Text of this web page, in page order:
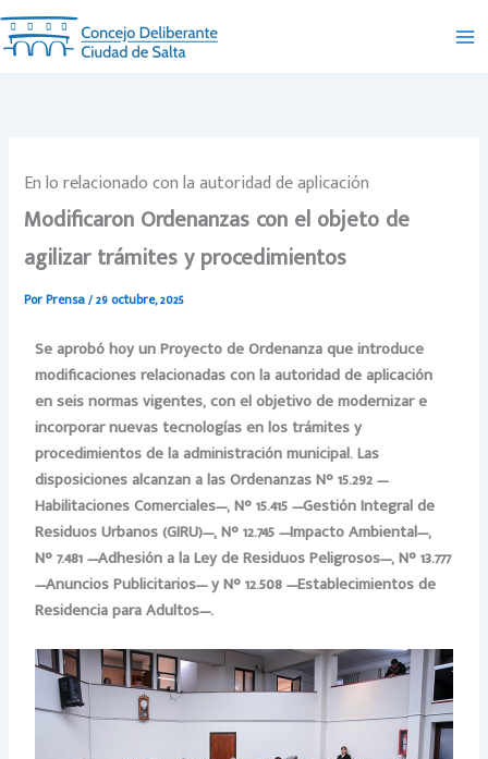
Ir
al
contenido
En lo relacionado con la autoridad de aplicación
Modificaron Ordenanzas con el objeto de
agilizar trámites y procedimientos
PorPrensa/29 octubre, 2025
Se aprobó hoy un Proyecto de Ordenanza que introduce
modificaciones relacionadas con la autoridad de aplicación
en seis normas vigentes, con el objetivo de modernizar e
incorporar nuevas tecnologías en los trámites y
procedimientos de la administración municipal. Las
disposiciones alcanzan a las Ordenanzas N° 15.292 —
Habilitaciones Comerciales—, N° 15.415 —Gestión Integral de
Residuos Urbanos (GIRU)—, N° 12.745 —Impacto Ambiental—,
N° 7.481 —Adhesión a la Ley de Residuos Peligrosos—, N° 13.777
—Anuncios Publicitarios— y N° 12.508 —Establecimientos de
Residencia para Adultos—.